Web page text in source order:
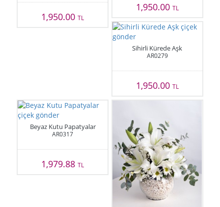
1,950.00TL
1,950.00 TL
Sihirli Kürede Aşk
AR0279
1,950.00 TL
Beyaz Kutu Papatyalar
AR0317
1,979.88TL